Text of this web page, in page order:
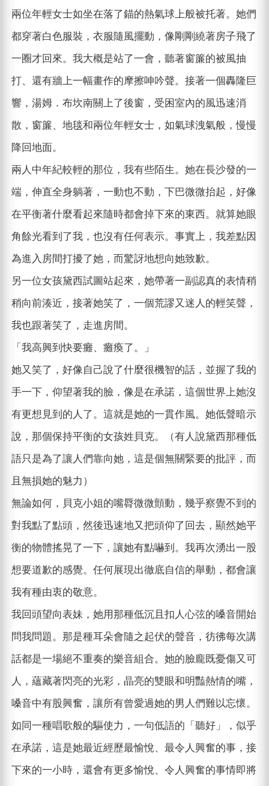
兩位年輕女士如坐在落了錨的熱氣球上般被托著。她們
都穿著白色服裝，衣服隨風擺動，像剛剛繞著房子飛了
一圈才回來。我大概是站了一會，聽著窗簾的被風抽
打、還有牆上一幅畫作的摩擦呻吟聲。接著一個轟隆巨
響，湯姆．布坎南關上了後窗，受困室內的風迅速消
散，窗簾、地毯和兩位年輕女士，如氣球洩氣般，慢慢
降回地面。
兩人中年紀較輕的那位，我有些陌生。她在長沙發的一
端，伸直全身躺著，一動也不動，下巴微微抬起，好像
在平衡著什麼看起來隨時都會掉下來的東西。就算她眼
角餘光看到了我，也沒有任何表示。事實上，我差點因
為進入房間打擾了她，而驚訝地想向她致歉。
另一位女孩黛西試圖站起來，她帶著一副認真的表情稍
稍向前湊近，接著她笑了，一個荒謬又迷人的輕笑聲，
我也跟著笑了，走進房間。
「我高興到快要癱、癱瘓了。」
她又笑了，好像自己說了什麼很機智的話，並握了我的
手一下，仰望著我的臉，像是在承諾，這個世界上她沒
有更想見到的人了。這就是她的一貫作風。她低聲暗示
說，那個保持平衡的女孩姓貝克。（有人說黛西那種低
語只是為了讓人們靠向她，這是個無關緊要的批評，而
且無損她的魅力）
無論如何，貝克小姐的嘴脣微微顫動，幾乎察覺不到的
對我點了點頭，然後迅速地又把頭仰了回去，顯然她平
衡的物體搖晃了一下，讓她有點嚇到。我再次湧出一股
想要道歉的感覺。任何展現出徹底自信的舉動，都會讓
我有種由衷的敬意。
我回頭望向表妹，她用那種低沉且扣人心弦的嗓音開始
問我問題。那是種耳朵會隨之起伏的聲音，彷彿每次講
話都是一場絕不重奏的樂音組合。她的臉龐既憂傷又可
人，蘊藏著閃亮的光彩，晶亮的雙眼和明豔熱情的嘴，
嗓音中有股興奮，讓所有曾愛過她的男人們難以忘懷。
如同一種唱歌般的驅使力，一句低語的「聽好」，似乎
在承諾，這是她最近經歷最愉悅、最令人興奮的事，接
下來的一小時，還會有更多愉悅、令人興奮的事情即將